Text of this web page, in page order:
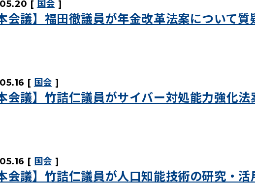
国会
会議】福田徹議員が年金改革法案について質
国会
会議】竹詰仁議員がサイバー対処能力強化
国会
会議】竹詰仁議員が人口知能技術の研究・